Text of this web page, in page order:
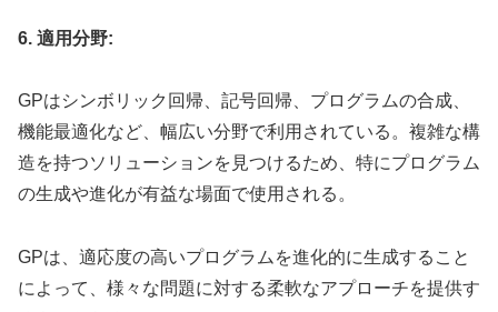
6. 適用分野:
GPはシンボリック回帰、記号回帰、プログラムの合成、
機能最適化など、幅広い分野で利用されている。複雑な構
造を持つソリューションを見つけるため、特にプログラム
の生成や進化が有益な場面で使用される。
GPは、適応度の高いプログラムを進化的に生成すること
によって、様々な問題に対する柔軟なアプローチを提供す